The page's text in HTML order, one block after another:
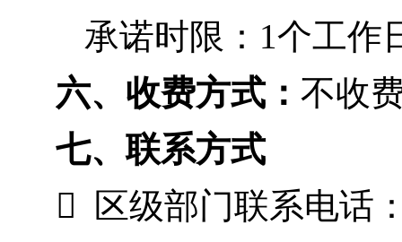
承诺时限：1个工作
六、收费方式： 不收
七、联系方式

区级部门联系电话